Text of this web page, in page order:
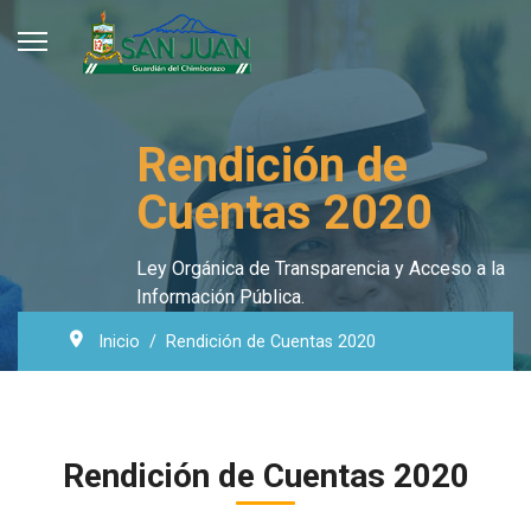
Rendición de
Cuentas 2020
Ley Orgánica de Transparencia y Acceso a la
Información Pública.
Inicio Rendición de Cuentas 2020
Rendición de Cuentas 2020